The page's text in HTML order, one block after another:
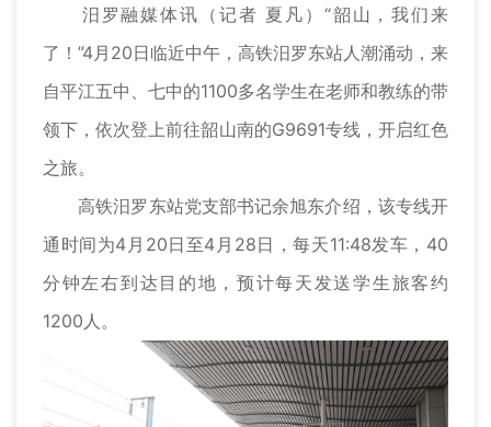
汨罗融媒体讯（记者 夏凡）“韶山，我们来
了！”4月20日临近中午，高铁汨罗东站人潮涌动，来
自平江五中、七中的1100多名学生在老师和教练的带
领下，依次登上前往韶山南的G9691专线，开启红色
之旅。
高铁汨罗东站党支部书记余旭东介绍，该专线开
通时间为4月20日至4月28日，每天11:48发车，40
分钟左右到达目的地，预计每天发送学生旅客约
1200人。